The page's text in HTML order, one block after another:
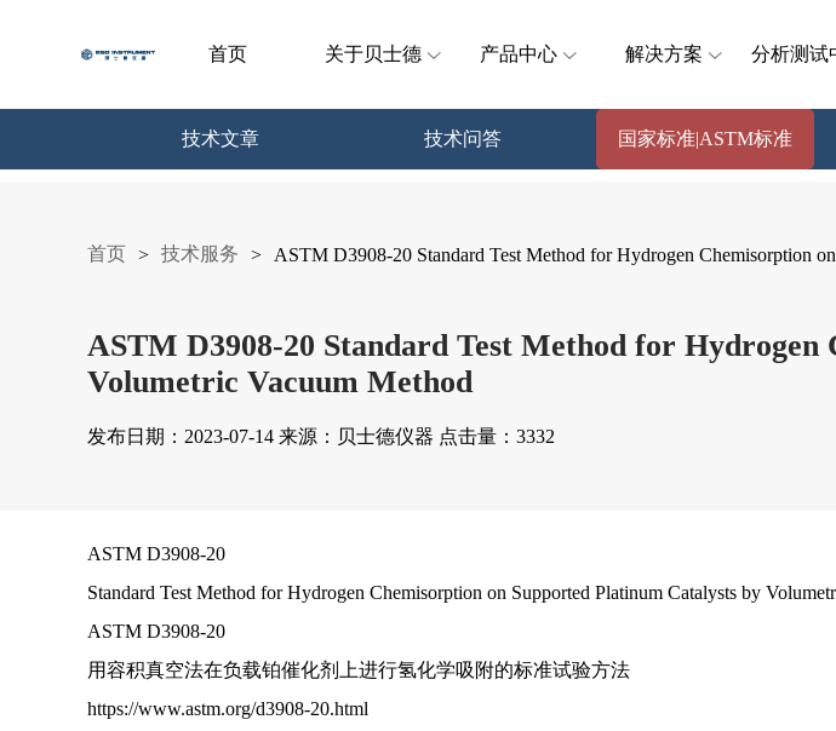
首页 关于贝士德 产品中心 解决方案 分析测试
技术文章 技术问答 国家标准|ASTM标准
首页 > 技术服务 > ASTM D3908-20 Standard Test Method for Hydrogen Chemisorption
ASTM D3908-20 Standard Test Method for
Volumetric Vacuum Method
发布日期：2023-07-14 来源：贝士德仪器 点击量：3332
ASTM D3908-20
Standard Test Method for Hydrogen Chemisorption on Supported Platinum Catalysts by
ASTM D3908-20
用容积真空法在负载铂催化剂上进行氢化学吸附的标准试验方法
https://www.astm.org/d3908-20.html